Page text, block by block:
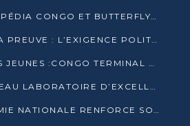
BRAZZAVILLE : WIKIPÉDIA CONGO ET BUTTERFLY SCELLENT UN PARTENARIAT POUR STRUCTURER LE BÉNÉVOLAT NUMÉRIQUE
GOUVERNER PAR LA PREUVE : L’EXIGENCE POLITIQUE DU XXIᵉ SIÈCLE
EMPLOYABILITÉ DES JEUNES :CONGO TERMINAL S’ALLIE À L’ESCIC POUR RAPPROCHER L’ÉCOLE DU TERRAIN
MOUYONDZI, NOUVEAU LABORATOIRE D’EXCELLENCE PÉDAGOGIQUE AVEC L’ENFICE
SCIENCE : L’ACADÉMIE NATIONALE RENFORCE SON ÉQUIPE ET TRACE SA FEUILLE DE ROUTE 2026